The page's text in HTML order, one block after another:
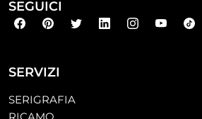
SERVIZI
SERIGRAFIA
SEGUICI